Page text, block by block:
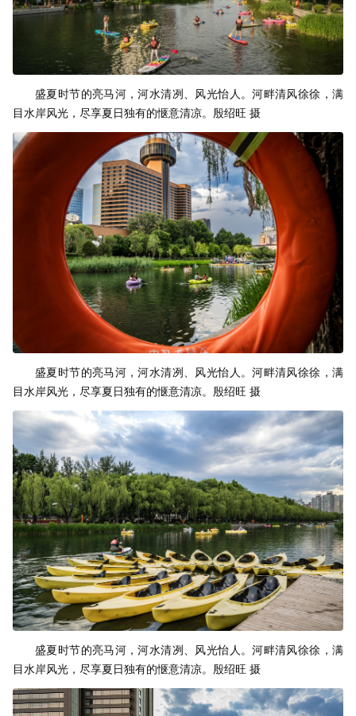
盛夏时节的亮马河，河水清冽、风光怡人。河畔清风徐徐，满
目水岸风光，尽享夏日独有的惬意清凉。殷绍旺 摄
盛夏时节的亮马河，河水清冽、风光怡人。河畔清风徐徐，满
目水岸风光，尽享夏日独有的惬意清凉。殷绍旺 摄
盛夏时节的亮马河，河水清冽、风光怡人。河畔清风徐徐，满
目水岸风光，尽享夏日独有的惬意清凉。殷绍旺 摄